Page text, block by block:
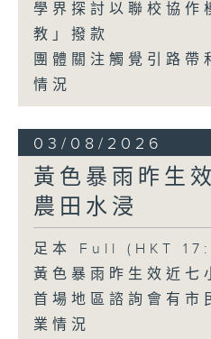
學界探討以聯校協作
教」撥款
團體關注觸覺引路帶
情況
03/08/2026
黃色暴雨昨生
農田水浸
足本 Full (HKT
黃色暴雨昨生效近七
首場地區諮詢會有市
業情況